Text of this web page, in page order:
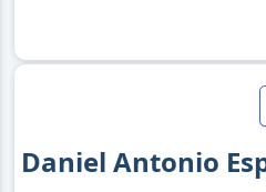
Daniel Antonio